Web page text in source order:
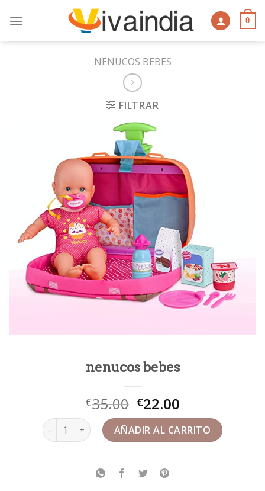
0
NENUCOS BEBES
FILTRAR
nenucos bebes
€35.00 €22.00
nenucos bebes cantidadAÑADIR AL CARRITO